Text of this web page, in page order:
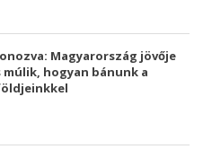
Magyarország jövője
múlik, hogyan bánunk a